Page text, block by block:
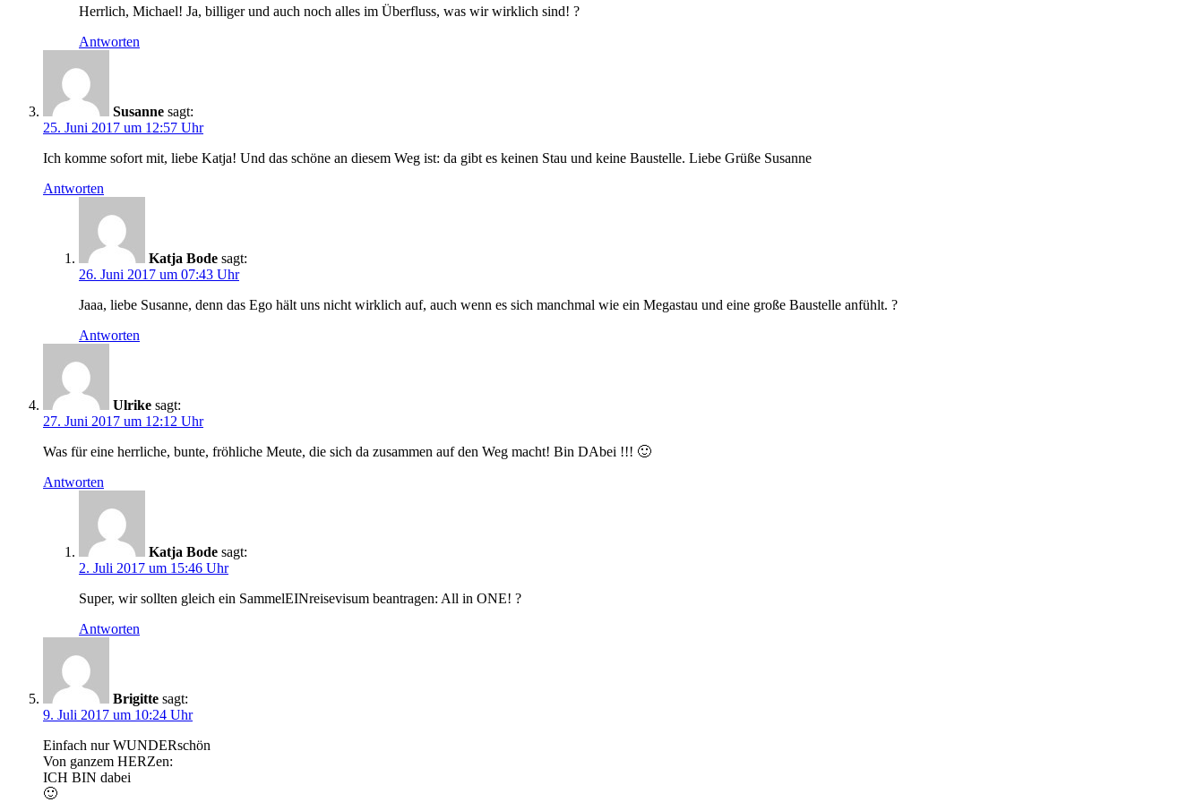
Herrlich, Michael! Ja, billiger und auch noch alles im Überfluss, was wir wirklich sind! ?
Antworten
Susanne sagt:
25. Juni 2017 um 12:57 Uhr
Ich komme sofort mit, liebe Katja! Und das schöne an diesem Weg ist: da gibt es keinen Stau und keine Baustelle. Liebe Grüße Susanne
Antworten
Katja Bode sagt:
26. Juni 2017 um 07:43 Uhr
Jaaa, liebe Susanne, denn das Ego hält uns nicht wirklich auf, auch wenn es sich manchmal wie ein Megastau und eine große Baustelle anfühlt. ?
Antworten
Ulrike sagt:
27. Juni 2017 um 12:12 Uhr
Was für eine herrliche, bunte, fröhliche Meute, die sich da zusammen auf den Weg macht! Bin DAbei !!! 🙂
Antworten
Katja Bode sagt:
2. Juli 2017 um 15:46 Uhr
Super, wir sollten gleich ein SammelEINreisevisum beantragen: All in ONE! ?
Antworten
Brigitte sagt:
9. Juli 2017 um 10:24 Uhr
Einfach nur WUNDERschön
Von ganzem HERZen:
ICH BIN dabei
🙂